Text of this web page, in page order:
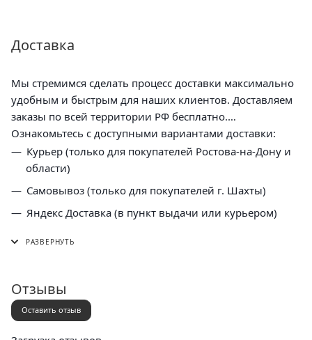
Доставка
Мы стремимся сделать процесс доставки максимально
удобным и быстрым для наших клиентов. Доставляем
заказы по всей территории РФ бесплатно.
Ознакомьтесь с доступными вариантами доставки:
Курьер (только для покупателей Ростова-на-Дону и
области)
Самовывоз (только для покупателей г. Шахты)
Яндекс Доставка (в пункт выдачи или курьером)
Отзывы
Оставить отзыв